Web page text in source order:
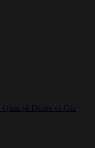
về Dstore và Các